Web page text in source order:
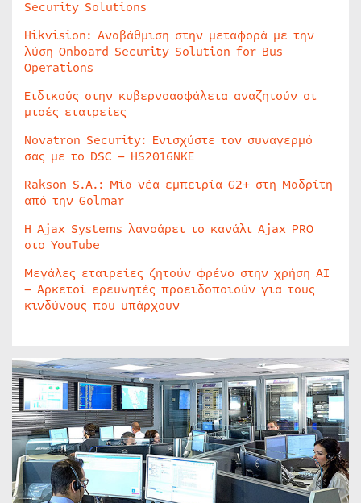
Security Solutions
Hikvision: Αναβάθμιση στην μεταφορά με την
λύση Onboard Security Solution for Bus
Operations
Ειδικούς στην κυβερνοασφάλεια αναζητούν οι
μισές εταιρείες
Novatron Security: Ενισχύστε τον συναγερμό
σας με το DSC – HS2016NKE
Rakson S.A.: Μία νέα εμπειρία G2+ στη Μαδρίτη
από την Golmar
Η Ajax Systems λανσάρει το κανάλι Ajax PRO
στο YouTube
Μεγάλες εταιρείες ζητούν φρένο στην χρήση AI
– Αρκετοί ερευνητές προειδοποιούν για τους
κινδύνους που υπάρχουν